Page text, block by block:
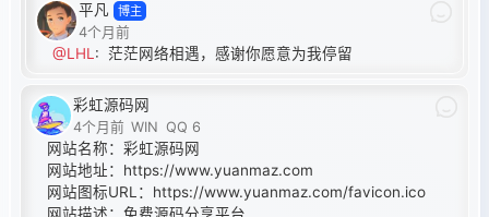
平凡 博主
4个月前
@LHL : 茫茫网络相遇，感谢你愿意为我停留
彩虹源码网
4个月前 WIN QQ 6
网站名称：彩虹源码网
网站地址： https://www.yuanmaz.com
网站图标URL： https://www.yuanmaz.com/favicon.ico